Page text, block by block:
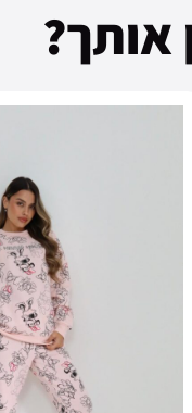
אותך?